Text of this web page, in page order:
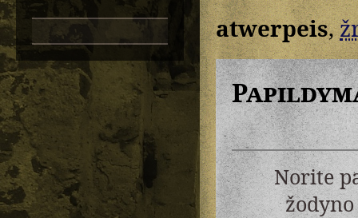
atwerpeis,
Norite